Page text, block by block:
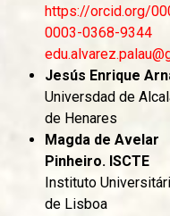
https://orcid.org/
0003-0368-9344
Jesús Enrique
Universdad de
de Henares
Magda de Avelar
Pinheiro. ISCTE
Instituto
de Lisboa